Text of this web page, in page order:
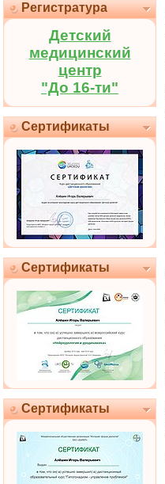
Регистратура
Детский
медицинский
центр
"До 16-ти"
Сертификаты
Сертификаты
Сертификаты